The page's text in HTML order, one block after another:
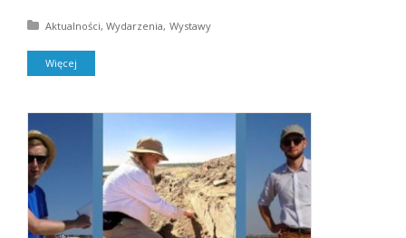
Posted in:
Aktualności Wydarzenia Wystawy
Więcej